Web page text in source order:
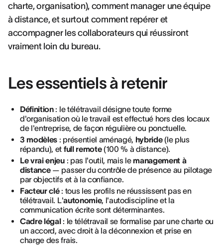
charte, organisation), comment manager une équipe
à distance, et surtout comment repérer et
accompagner les collaborateurs qui réussiront
vraiment loin du bureau.
Les essentiels à retenir
Définition: le télétravail désigne toute forme
d'organisation où le travail est effectué hors des locaux
de l'entreprise, de façon régulière ou ponctuelle.
3 modèles : présentiel aménagé, hybride(le plus
répandu), et full remote(100 % à distance).
Le vrai enjeu: pas l'outil, mais le management à
distance— passer du contrôle de présence au pilotage
par objectifs et à la confiance.
Facteur clé: tous les profils ne réussissent pas en
télétravail. L'autonomie, l'autodiscipline et la
communication écrite sont déterminantes.
Cadre légal: le télétravail se formalise par une charte ou
un accord, avec droit à la déconnexion et prise en
charge des frais.